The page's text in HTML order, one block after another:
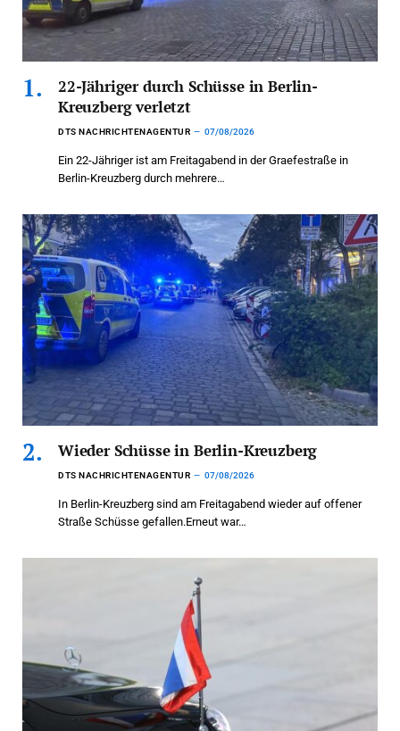
22-Jähriger durch Schüsse in Berlin-
Kreuzberg verletzt
DTS NACHRICHTENAGENTUR 07/08/2026
Ein 22-Jähriger ist am Freitagabend in der Graefestraße in
Berlin-Kreuzberg durch mehrere…
Wieder Schüsse in Berlin-Kreuzberg
DTS NACHRICHTENAGENTUR 07/08/2026
In Berlin-Kreuzberg sind am Freitagabend wieder auf offener
Straße Schüsse gefallen.Erneut war…